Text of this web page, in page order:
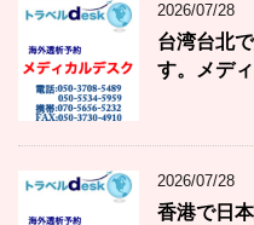
2026/07/28
台湾台北
す。メデ
2026/07/28
香港で日